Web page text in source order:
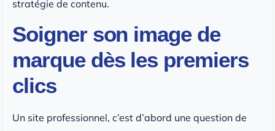
stratégie de contenu.
Soigner son image de
marque dès les premiers
clics
Un site professionnel, c’est d’abord une question de